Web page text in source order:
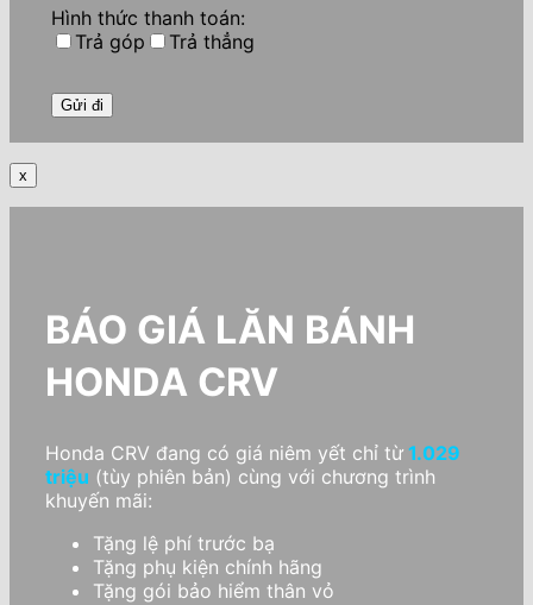
Hình thức thanh toán:
Trả góp
Trả thẳng
x
BÁO GIÁ LĂN BÁNH
HONDA CRV
Honda CRV đang có giá niêm yết chỉ từ 1.029
triệu (tùy phiên bản) cùng với chương trình
khuyến mãi:
Tặng lệ phí trước bạ
Tặng phụ kiện chính hãng
Tặng gói bảo hiểm thân vỏ